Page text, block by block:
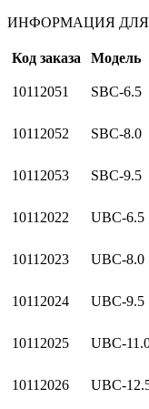
ИНФОРМАЦИЯ ДЛЯ
Код заказа Модель
10112051 SBC-6.5
10112052 SBC-8.0
10112053 SBC-9.5
10112022 UBC-6.5
10112023 UBC-8.0
10112024 UBC-9.5
10112025 UBC-
10112026 UBC-